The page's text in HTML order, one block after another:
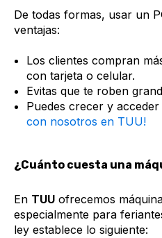
De todas formas, usar un
ventajas:
Los clientes compran
con tarjeta o celular.
Evitas que te roben
Puedes crecer y
con nosotros en TUU!
¿Cuánto cuesta una
En TUU ofrecemos
especialmente para
ley establece lo siguiente: